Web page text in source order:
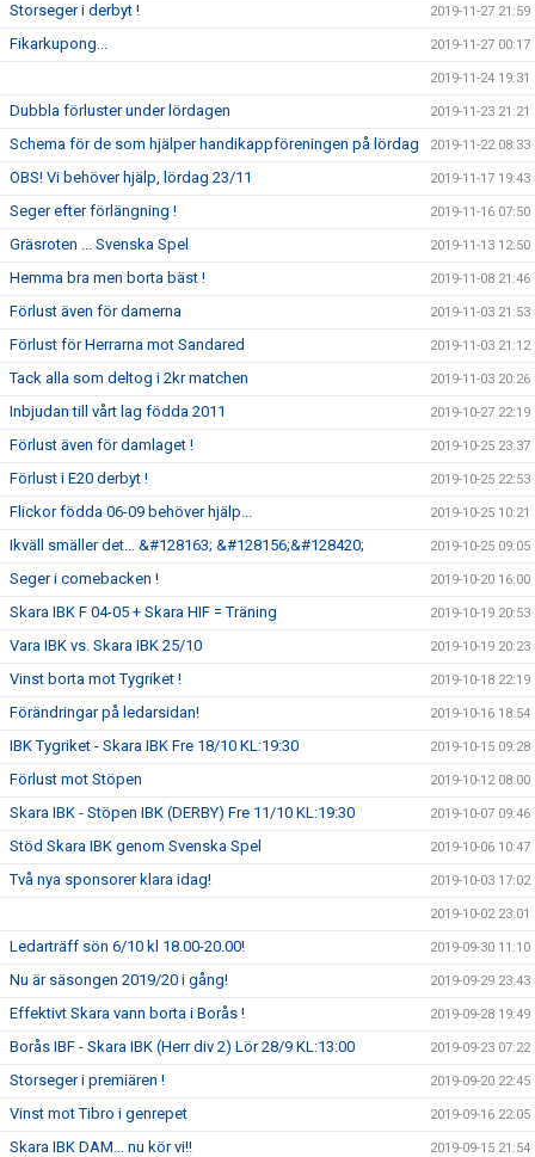
Storseger i derbyt ! 2019-11-27 21:59
Fikarkupong... 2019-11-27 00:17
2019-11-24 19:31
Dubbla förluster under lördagen 2019-11-23 21:21
Schema för de som hjälper handikappföreningen på lördag 2019-11-22 08:33
OBS! Vi behöver hjälp, lördag 23/11 2019-11-17 19:43
Seger efter förlängning ! 2019-11-16 07:50
Gräsroten ... Svenska Spel 2019-11-13 12:50
Hemma bra men borta bäst ! 2019-11-08 21:46
Förlust även för damerna 2019-11-03 21:53
Förlust för Herrarna mot Sandared 2019-11-03 21:12
Tack alla som deltog i 2kr matchen 2019-11-03 20:26
Inbjudan till vårt lag födda 2011 2019-10-27 22:19
Förlust även för damlaget ! 2019-10-25 23:37
Förlust i E20 derbyt ! 2019-10-25 22:53
Flickor födda 06-09 behöver hjälp... 2019-10-25 10:21
Ikväll smäller det... &#128163; &#128156;&#128420; 2019-10-25 09:05
Seger i comebacken ! 2019-10-20 16:00
Skara IBK F 04-05 + Skara HIF = Träning 2019-10-19 20:53
Vara IBK vs. Skara IBK 25/10 2019-10-19 20:23
Vinst borta mot Tygriket ! 2019-10-18 22:19
Förändringar på ledarsidan! 2019-10-16 18:54
IBK Tygriket - Skara IBK Fre 18/10 KL:19:30 2019-10-15 09:28
Förlust mot Stöpen 2019-10-12 08:00
Skara IBK - Stöpen IBK (DERBY) Fre 11/10 KL:19:30 2019-10-07 09:46
Stöd Skara IBK genom Svenska Spel 2019-10-06 10:47
Två nya sponsorer klara idag! 2019-10-03 17:02
2019-10-02 23:01
Ledarträff sön 6/10 kl 18.00-20.00! 2019-09-30 11:10
Nu är säsongen 2019/20 i gång! 2019-09-29 23:43
Effektivt Skara vann borta i Borås ! 2019-09-28 19:49
Borås IBF - Skara IBK (Herr div 2) Lör 28/9 KL:13:00 2019-09-23 07:22
Storseger i premiären ! 2019-09-20 22:45
Vinst mot Tibro i genrepet 2019-09-16 22:05
Skara IBK DAM... nu kör vi!! 2019-09-15 21:54